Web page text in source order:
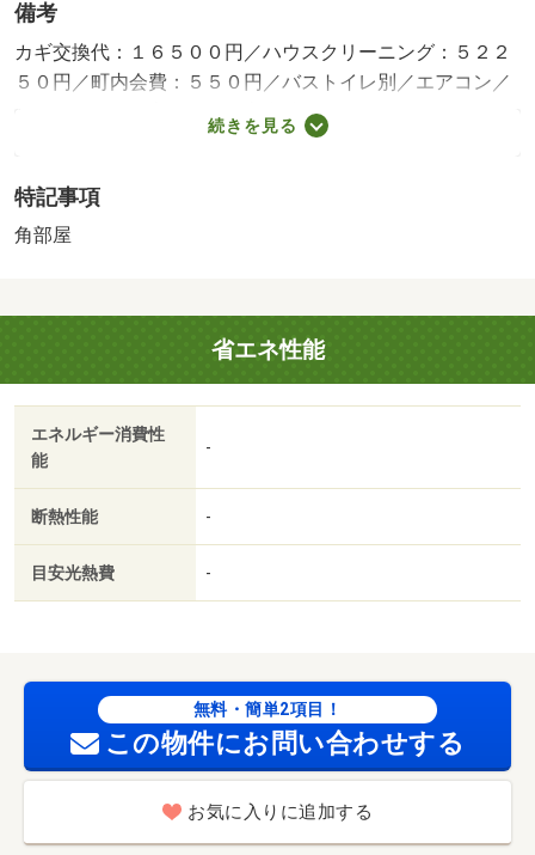
備考
カギ交換代：１６５００円／ハウスクリーニング：５２２
５０円／町内会費：５５０円／バストイレ別／エアコン／
クロゼット／浴室乾燥機／室内洗濯置／シューズボックス
／システムキッチン／角住戸／温水洗浄便座／駐輪場／宅
ー／照明付／全居室洋室／単身者相談／冷蔵庫／仲介手数
料不要／二人入居相談／２沿線利用可／駅まで平坦／洗濯
き／全居室８畳以上／岡山市立大野小学校（小学校）まで
２８３ｍ／岡山市立石井中学校（中学校）まで１８０１ｍ
／岡山市立大野幼稚園（幼稚園・保育園）まで３１４ｍ／
私立関西高校（高校・高専）まで１７４１ｍ／岡山市北区
役所一宮地域センター（役所）まで３０９６ｍ／岡山西崎
郵便局（郵便局）まで１２１４ｍ
続きを見る
特記事項
角部屋
省エネ性能
エネルギー消費性
能
-
断熱性能 -
目安光熱費 -
無料・簡単2項目！
この物件にお問い合わせする
お気に入りに追加する